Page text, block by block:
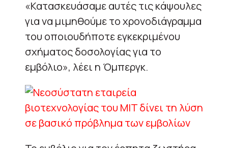
«Κατασκευάσαμε αυτές τις κάψουλες
για να μιμηθούμε το χρονοδιάγραμμα
του οποιουδήποτε εγκεκριμένου
σχήματος δοσολογίας για το
εμβόλιο», λέει η Όμπεργκ.